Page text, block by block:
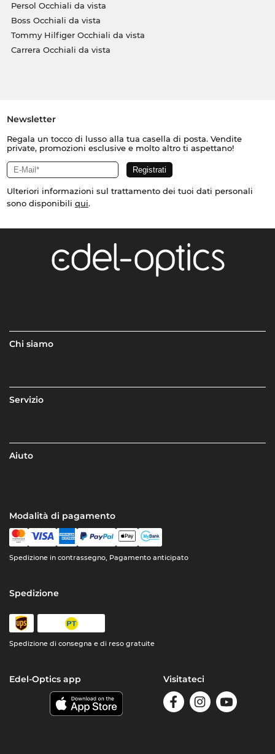
Persol Occhiali da vista
Boss Occhiali da vista
Tommy Hilfiger Occhiali da vista
Carrera Occhiali da vista
Newsletter
Regala un tocco di lusso alla tua casella di posta. Vendite
private, promozioni esclusive e molto altro ti aspettano!
Ulteriori informazioni sul trattamento dei tuoi dati personali
sono disponibili qui.
Chi siamo
Servizio
Aiuto
Modalità di pagamento
Spedizione in contrassegno, Pagamento anticipato
Spedizione
Spedizione di consegna e di reso gratuite
Edel-Optics app Visitateci